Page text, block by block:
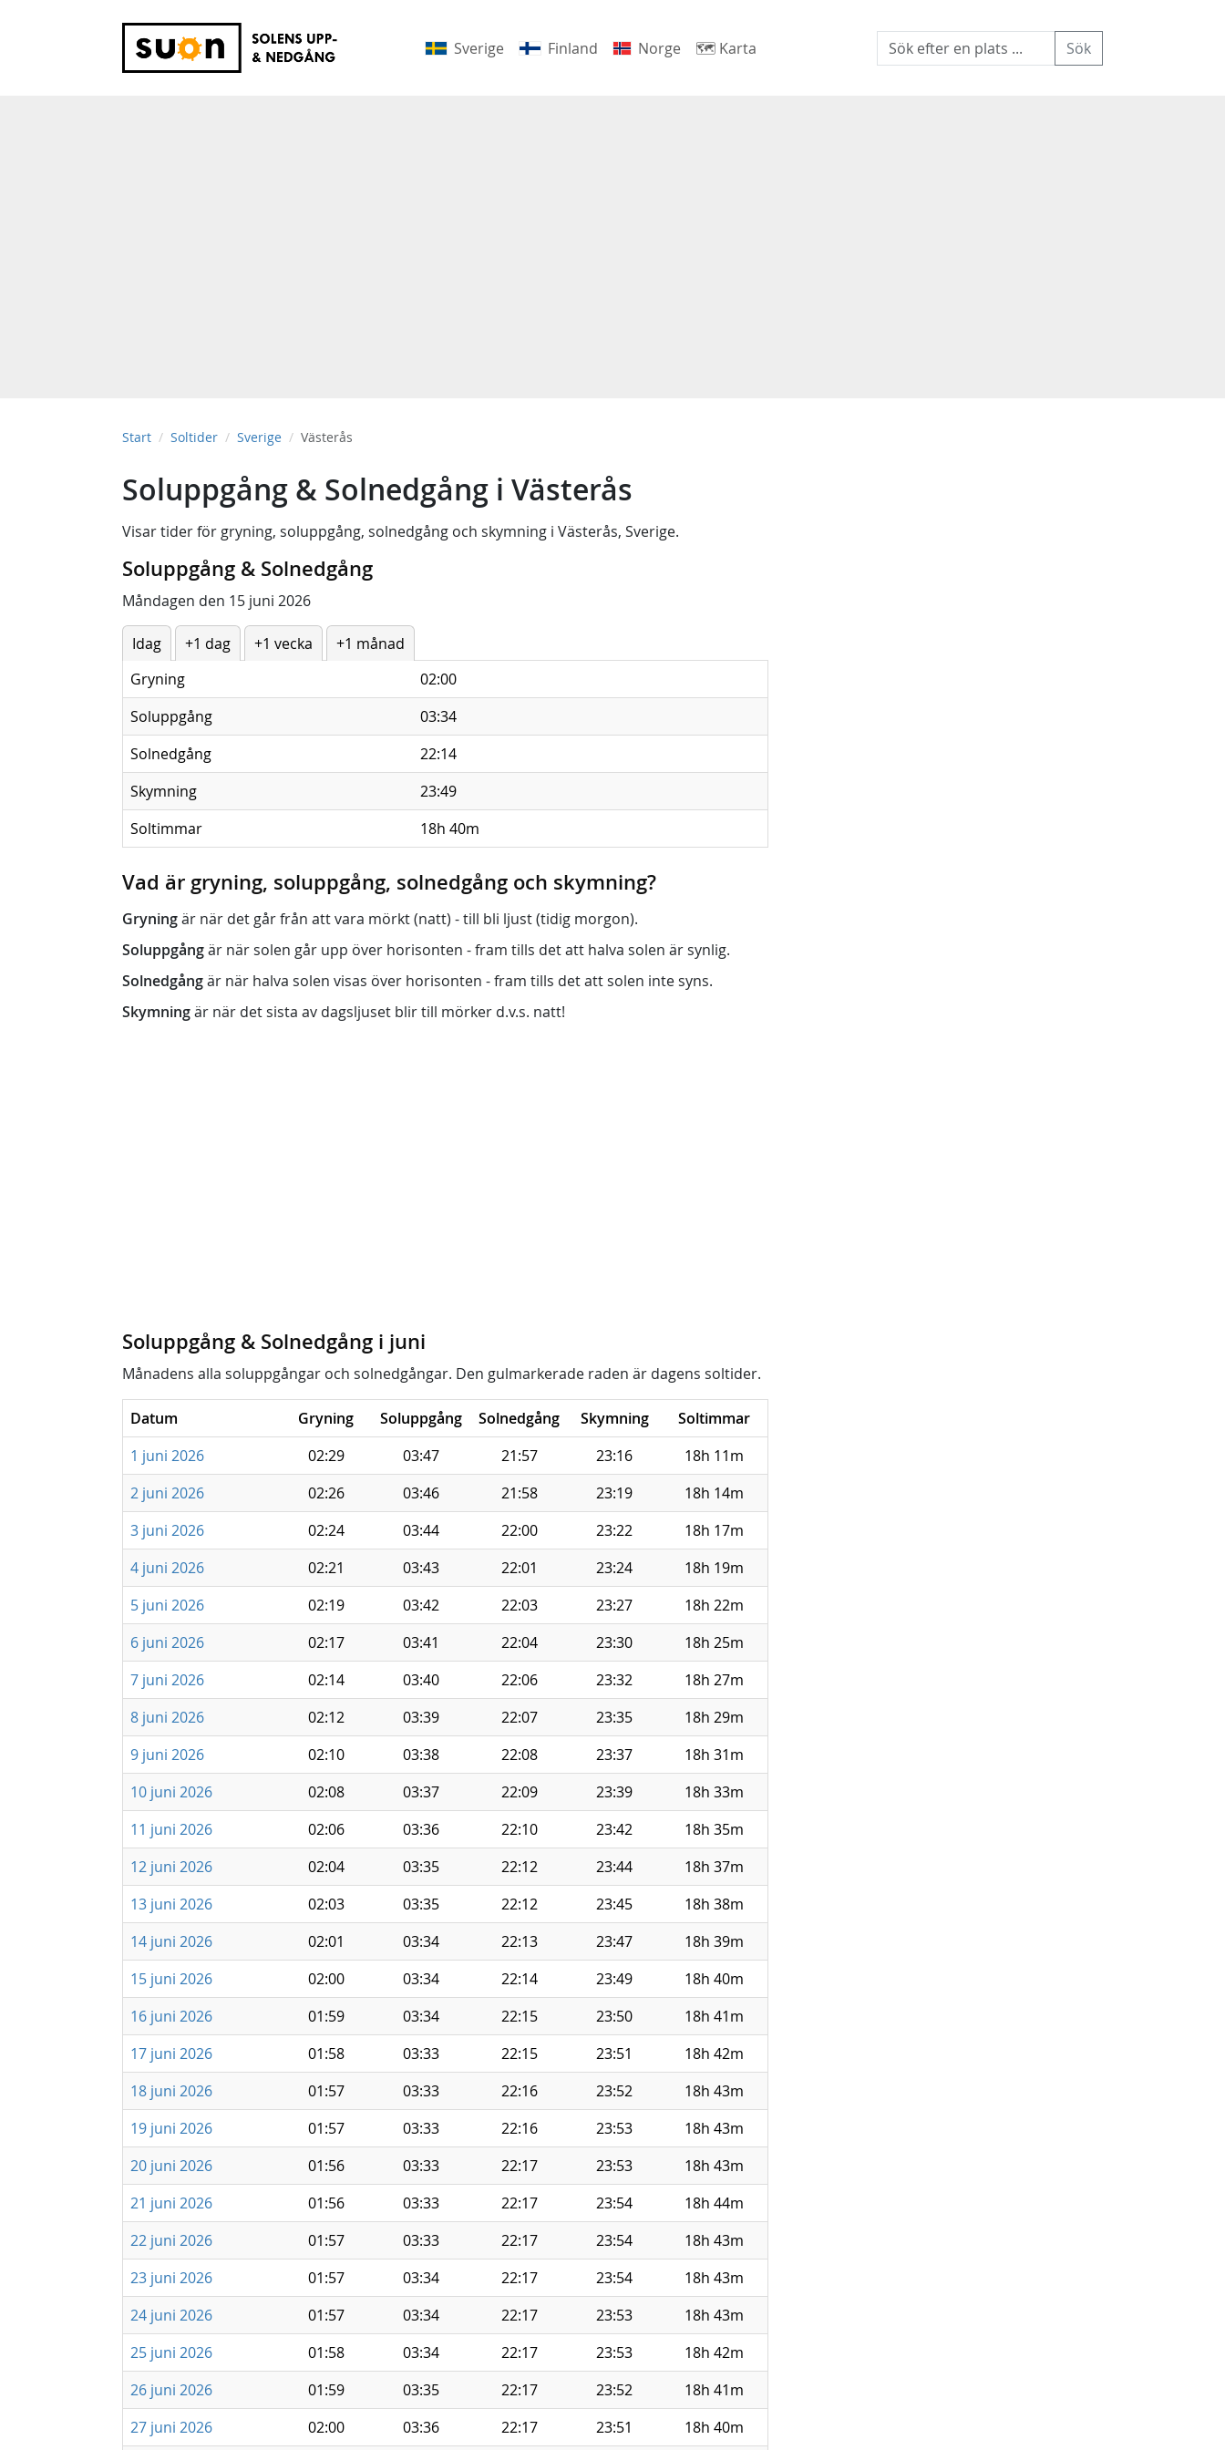
Sverige Finland Norge 🗺 Karta
Start Soltider Sverige Västerås
Soluppgång & Solnedgång i Västerås
Visar tider för gryning, soluppgång, solnedgång och skymning i Västerås, Sverige.
Soluppgång & Solnedgång
Måndagen den 15 juni 2026
Idag +1 dag +1 vecka
+1 månad
Gryning
02:00
Soluppgång
03:34
Solnedgång
22:14
Skymning
23:49
Soltimmar
18h 40m
Vad är gryning, soluppgång, solnedgång och skymning?
Gryningär när det går från att vara mörkt (natt) - till bli ljust (tidig morgon).
Soluppgångär när solen går upp över horisonten - fram tills det att halva solen är synlig.
Solnedgångär när halva solen visas över horisonten - fram tills det att solen inte syns.
Skymningär när det sista av dagsljuset blir till mörker d.v.s. natt!
Soluppgång & Solnedgång i juni
Månadens alla soluppgångar och solnedgångar. Den gulmarkerade raden är dagens soltider.
Datum Gryning Soluppgång Solnedgång Skymning
Soltimmar
1 juni 2026
02:29 03:47 21:57 23:16
18h 11m
2 juni 2026
02:26 03:46 21:58 23:19
18h 14m
3 juni 2026
02:24 03:44 22:00 23:22
18h 17m
4 juni 2026
02:21 03:43 22:01 23:24
18h 19m
5 juni 2026
02:19 03:42 22:03 23:27
18h 22m
6 juni 2026
02:17 03:41 22:04 23:30
18h 25m
7 juni 2026
02:14 03:40 22:06 23:32
18h 27m
8 juni 2026
02:12 03:39 22:07 23:35
18h 29m
9 juni 2026
02:10 03:38 22:08 23:37
18h 31m
10 juni 2026
02:08 03:37 22:09 23:39
18h 33m
11 juni 2026
02:06 03:36 22:10 23:42
18h 35m
12 juni 2026
02:04 03:35 22:12 23:44
18h 37m
13 juni 2026
02:03 03:35 22:12 23:45
18h 38m
14 juni 2026
02:01 03:34 22:13 23:47
18h 39m
15 juni 2026
02:00 03:34 22:14 23:49
18h 40m
16 juni 2026
01:59 03:34 22:15 23:50
18h 41m
17 juni 2026
01:58 03:33 22:15 23:51
18h 42m
18 juni 2026
01:57 03:33 22:16 23:52
18h 43m
19 juni 2026
01:57 03:33 22:16 23:53
18h 43m
20 juni 2026
01:56 03:33 22:17 23:53
18h 43m
21 juni 2026
01:56 03:33 22:17 23:54
18h 44m
22 juni 2026
01:57 03:33 22:17 23:54
18h 43m
23 juni 2026
01:57 03:34 22:17 23:54
18h 43m
24 juni 2026
01:57 03:34 22:17 23:53
18h 43m
25 juni 2026
01:58 03:34 22:17 23:53
18h 42m
26 juni 2026
01:59 03:35 22:17 23:52
18h 41m
27 juni 2026
02:00 03:36 22:17 23:51 18h 40m